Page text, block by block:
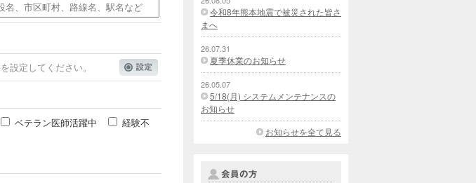
設定してください。
ベテラン医師活躍中
経験不
令和8年熊本地震で被災された皆さ
まへ
26.07.31
夏季休業のお知らせ
26.05.07
5/18(月) システムメンテナンスの
お知らせ
お知らせを全て見る